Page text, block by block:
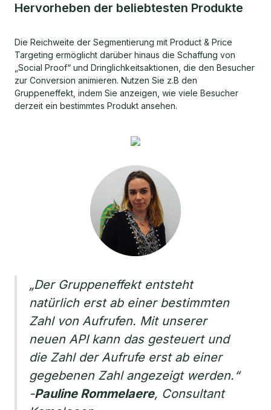
Hervorheben der beliebtesten Produkte
Die Reichweite der Segmentierung mit Product & Price
Targeting ermöglicht darüber hinaus die Schaffung von
„Social Proof“ und Dringlichkeitsaktionen, die den Besucher
zur Conversion animieren. Nutzen Sie z.B den
Gruppeneffekt, indem Sie anzeigen, wie viele Besucher
derzeit ein bestimmtes Produkt ansehen.
„Der Gruppeneffekt entsteht
natürlich erst ab einer bestimmten
Zahl von Aufrufen. Mit unserer
neuen API kann das gesteuert und
die Zahl der Aufrufe erst ab einer
gegebenen Zahl angezeigt werden.“
-Pauline Rommelaere, Consultant